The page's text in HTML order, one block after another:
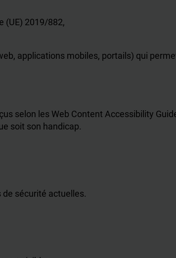
(UE) 2019/882,
applications mobiles, portails) qui
selon les Web Content Accessibility
soit son handicap.
sécurité actuelles.